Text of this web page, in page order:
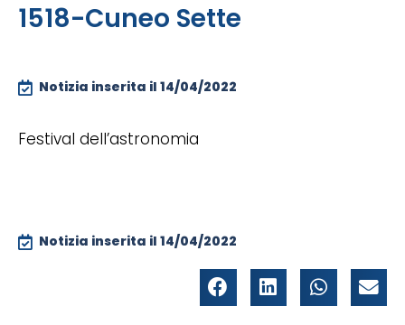
1518-Cuneo Sette
Notizia inserita il 14/04/2022
Festival dell’astronomia
Notizia inserita il 14/04/2022